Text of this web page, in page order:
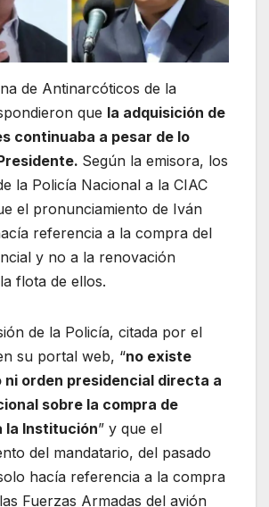
de Antinarcóticos de la
que la adquisición de
continuaba a pesar de lo
Según la emisora, los
la Policía Nacional a la CIAC
el pronunciamiento de Iván
referencia a la compra del
y no a la renovación
flota de ellos.
de la Policía, citada por el
su portal web, “no existe
ni orden presidencial directa a
sobre la compra de
la Institución” y que el
del mandatario, del pasado
hacía referencia a la compra
Fuerzas Armadas del avión